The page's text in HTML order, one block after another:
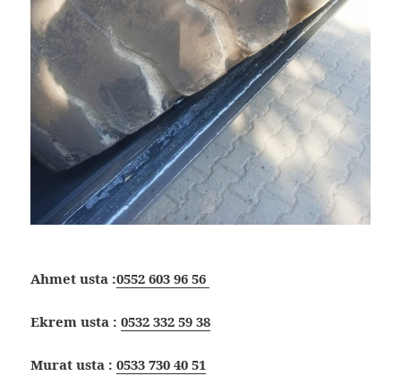
Ahmet usta :0552 603 96 56
Ekrem usta :0532 332 59 38
Murat usta :0533 730 40 51